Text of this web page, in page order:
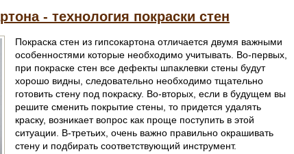
- технология покраски стен
Покраска стен из гипсокартона отличается двумя важными
особенностями которые необходимо учитывать. Во-первых,
при покраске стен все дефекты шпаклевки стены будут
хорошо видны, следовательно необходимо тщательно
готовить стену под покраску. Во-вторых, если в будущем вы
решите сменить покрытие стены, то придется удалять
краску, возникает вопрос как проще поступить в этой
ситуации. В-третьих, очень важно правильно окрашивать
стену и подбирать соответствующий инструмент.